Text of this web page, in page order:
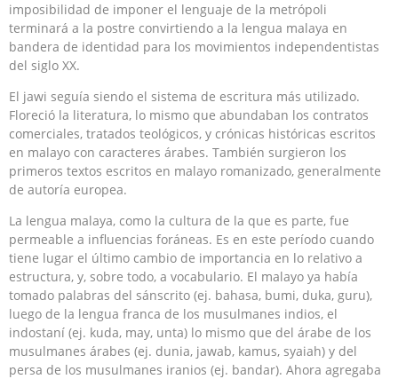
imposibilidad de imponer el lenguaje de la metrópoli
terminará a la postre convirtiendo a la lengua malaya en
bandera de identidad para los movimientos independentistas
del siglo XX.
El jawi seguía siendo el sistema de escritura más utilizado.
Floreció la literatura, lo mismo que abundaban los contratos
comerciales, tratados teológicos, y crónicas históricas escritos
en malayo con caracteres árabes. También surgieron los
primeros textos escritos en malayo romanizado, generalmente
de autoría europea.
La lengua malaya, como la cultura de la que es parte, fue
permeable a influencias foráneas. Es en este período cuando
tiene lugar el último cambio de importancia en lo relativo a
estructura, y, sobre todo, a vocabulario. El malayo ya había
tomado palabras del sánscrito (ej. bahasa, bumi, duka, guru),
luego de la lengua franca de los musulmanes indios, el
indostaní (ej. kuda, may, unta) lo mismo que del árabe de los
musulmanes árabes (ej. dunia, jawab, kamus, syaiah) y del
persa de los musulmanes iranios (ej. bandar). Ahora agregaba